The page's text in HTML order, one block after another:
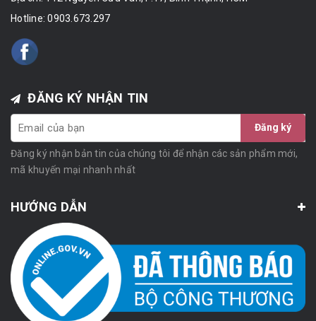
Hotline:0903.673.297
ĐĂNG KÝ NHẬN TIN
Đăng ký
Đăng ký nhận bản tin của chúng tôi để nhận các sản phẩm mới,
mã khuyến mại nhanh nhất
HƯỚNG DẪN